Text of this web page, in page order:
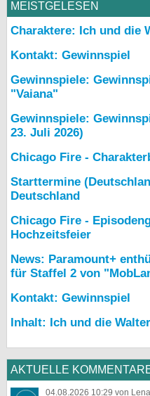
MEISTGELESEN
Charaktere: Ich und die
Kontakt: Gewinnspiel
Gewinnspiele:
"Vaiana"
Gewinnspiele:
23. Juli 2026)
Chicago Fire -
Starttermine
Deutschland
Chicago Fire -
Hochzeitsfeier
News: Paramount+
für Staffel 2 von
Kontakt: Gewinnspiel
Inhalt: Ich und die
AKTUELLE
04.08.2026 10:29 von Lena